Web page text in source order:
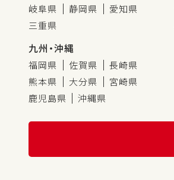
岐阜県 静岡県
愛知県
三重県
九州・沖縄
福岡県 佐賀県
長崎県
熊本県
大分県
宮崎県
鹿児島県
沖縄県